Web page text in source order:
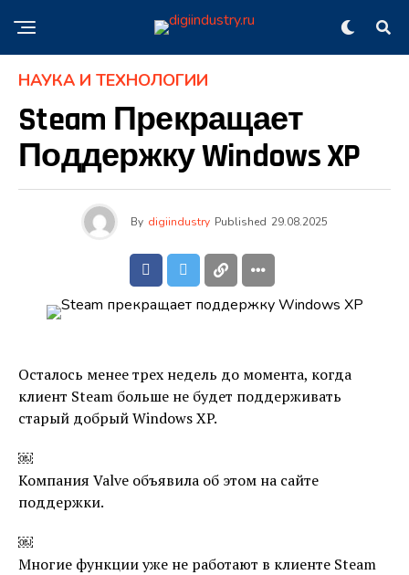
НАУКА И ТЕХНОЛОГИИ
Steam Прекращает
Поддержку Windows XP
By digiindustry Published 29.08.2025
Осталось менее трех недель до момента, когда
клиент Steam больше не будет поддерживать
старый добрый Windows XP.
￼
Компания Valve объявила об этом на сайте
поддержки.
￼
Многие функции уже не работают в клиенте Steam